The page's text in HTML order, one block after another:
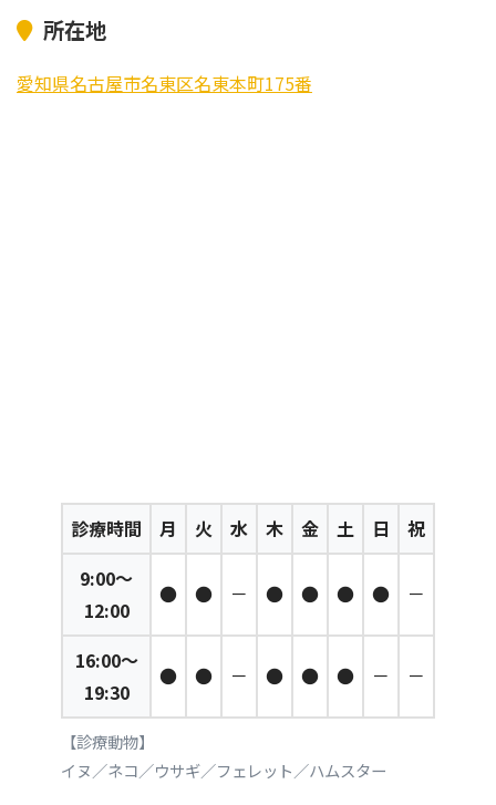
所在地
愛知県名古屋市名東区名東本町175番
診療時間 月 火 水 木 金 土 日
祝
9:00～
12:00
● ● － ● ● ● ● －
16:00～
19:30
● ● － ● ● ● － －
【診療動物】
イヌ／ネコ／ウサギ／フェレット／ハムスター